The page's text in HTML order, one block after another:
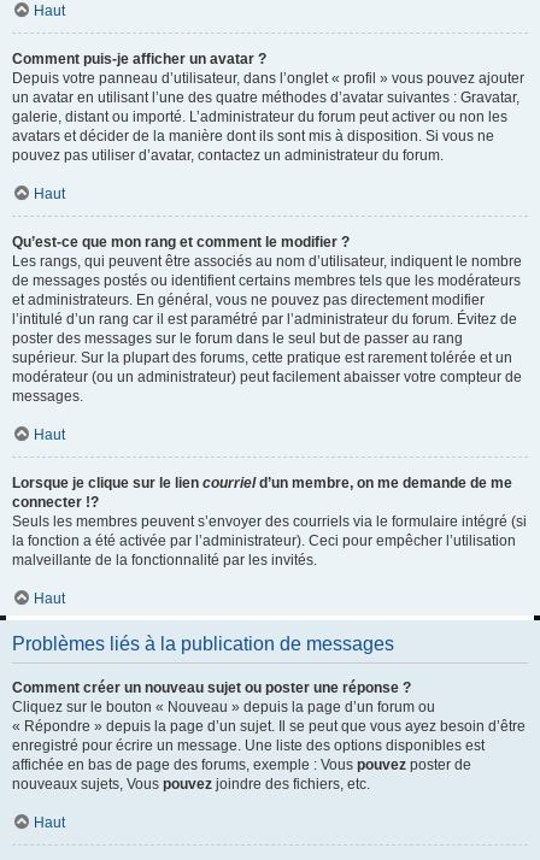
Haut
Comment puis-je afficher un avatar ?
Depuis votre panneau d’utilisateur, dans l’onglet « profil » vous pouvez ajouter
un avatar en utilisant l’une des quatre méthodes d’avatar suivantes : Gravatar,
galerie, distant ou importé. L’administrateur du forum peut activer ou non les
avatars et décider de la manière dont ils sont mis à disposition. Si vous ne
pouvez pas utiliser d’avatar, contactez un administrateur du forum.
Haut
Qu’est-ce que mon rang et comment le modifier ?
Les rangs, qui peuvent être associés au nom d’utilisateur, indiquent le nombre
de messages postés ou identifient certains membres tels que les modérateurs
et administrateurs. En général, vous ne pouvez pas directement modifier
l’intitulé d’un rang car il est paramétré par l’administrateur du forum. Évitez de
poster des messages sur le forum dans le seul but de passer au rang
supérieur. Sur la plupart des forums, cette pratique est rarement tolérée et un
modérateur (ou un administrateur) peut facilement abaisser votre compteur de
messages.
Haut
Lorsque je clique sur le lien courrield’un membre, on me demande de me
connecter !?
Seuls les membres peuvent s’envoyer des courriels via le formulaire intégré (si
la fonction a été activée par l’administrateur). Ceci pour empêcher l’utilisation
malveillante de la fonctionnalité par les invités.
Haut
Problèmes liés à la publication de messages
Comment créer un nouveau sujet ou poster une réponse ?
Cliquez sur le bouton « Nouveau » depuis la page d’un forum ou
« Répondre » depuis la page d’un sujet. Il se peut que vous ayez besoin d’être
enregistré pour écrire un message. Une liste des options disponibles est
affichée en bas de page des forums, exemple : Vous pouvez poster de
nouveaux sujets, Vous pouvez joindre des fichiers, etc.
Haut